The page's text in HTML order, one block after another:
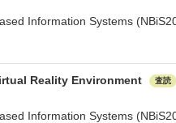
Information Systems
Reality Environment 査読
Information Systems